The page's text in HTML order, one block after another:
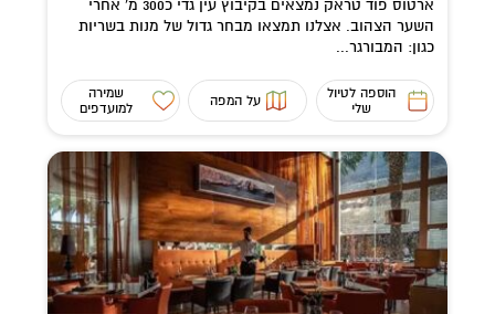
ארטוס פוד טראק נמצאים בקיבוץ עין גדי כ300 מ' אחרי
השער הצהוב. אצלנו תמצאו מבחר גדול של מנות בשריות
כגון: המבורגר...
הוספה לטיול
שלי
על המפה
שמירה
למועדפים